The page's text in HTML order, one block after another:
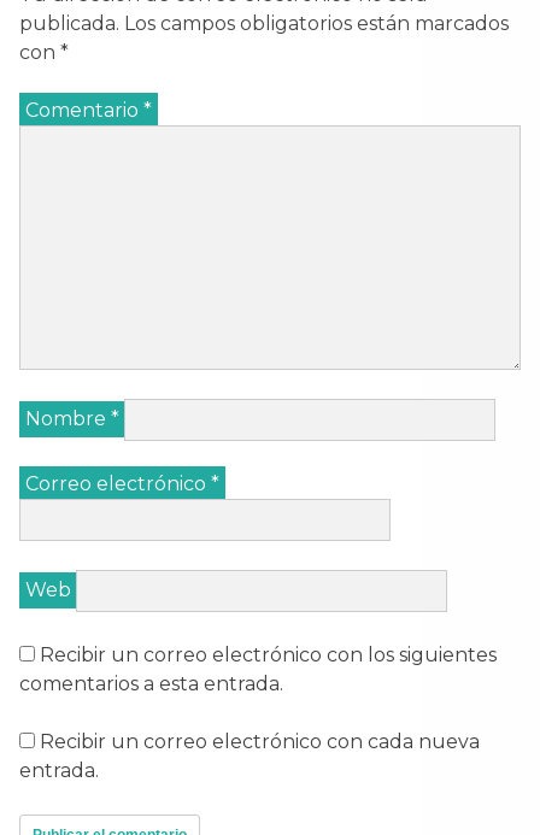
publicada. Los campos obligatorios están marcados
con *
Comentario *
Nombre *
Correo electrónico *
Web
Recibir un correo electrónico con los siguientes
comentarios a esta entrada.
Recibir un correo electrónico con cada nueva
entrada.